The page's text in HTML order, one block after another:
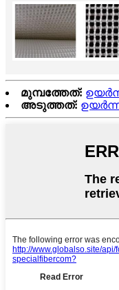
മുമ്പത്തേത്:
അടുത്തത്: